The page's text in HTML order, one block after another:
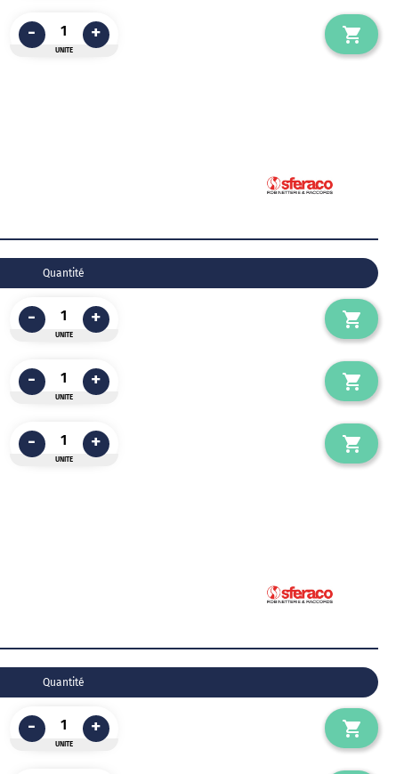
UNITE
- +
Quantité
UNITE
- +
UNITE
- +
UNITE
- +
Quantité
UNITE
- +